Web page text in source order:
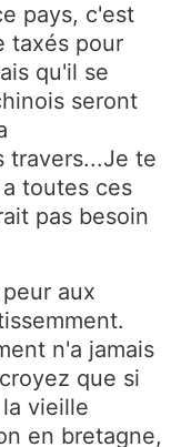
pays, c'est
taxés pour
qu'il se
seront
travers...Je te
toutes ces
pas besoin
aux
n'a jamais
que si
vieille
en bretagne,